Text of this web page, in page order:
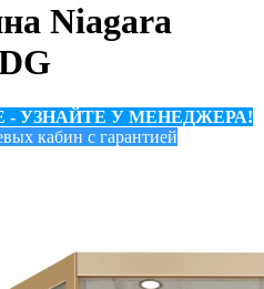
Niagara
- УЗНАЙТЕ У МЕНЕДЖЕРА!
кабин с гарантией